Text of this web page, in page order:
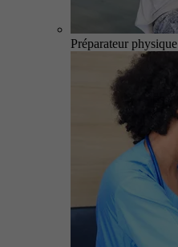
Préparateur physique